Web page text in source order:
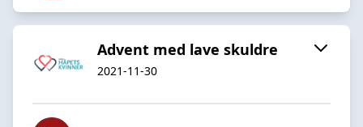
Advent med lave skuldre
2021-11-30